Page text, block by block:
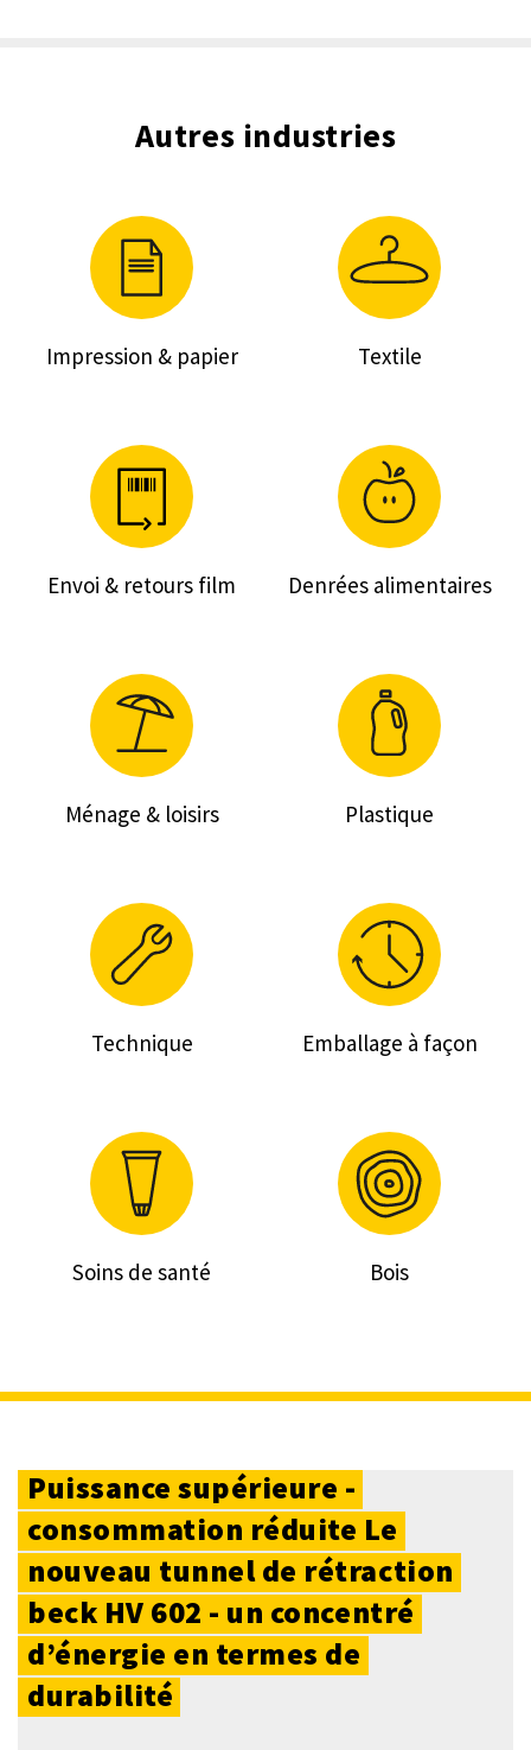
Autres industries
Impression & papier Textile
Envoi & retours film Denrées alimentaires
Ménage & loisirs Plastique
Technique Emballage à façon
Soins de santé Bois
Puissance supérieure -
consommation réduite Le
nouveau tunnel de rétraction
beck HV 602 - un concentré
d’énergie en termes de
durabilité